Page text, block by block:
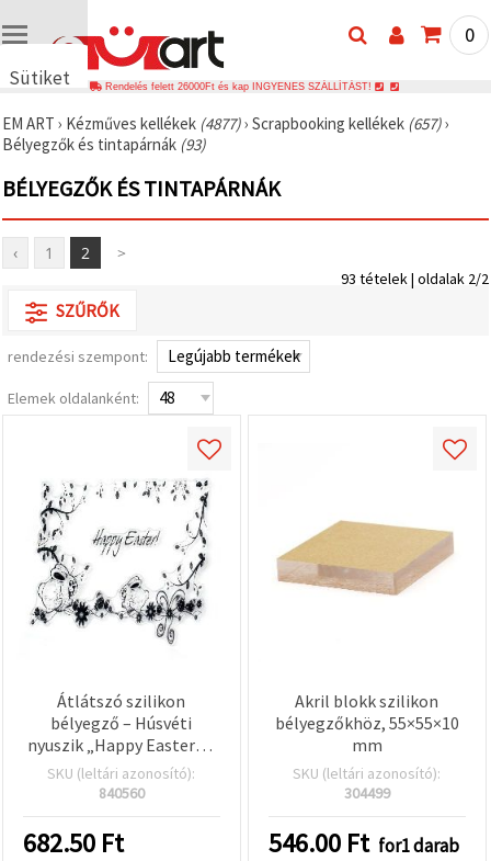
Sütiket
🍪 Cookie-
kat és
technológiákat
használunk
annak
érdekében,
hogy
biztosítsuk
megfelelő
működését,
Ön
élményét,
és az Ön
forgalmat,
valamint
relevánsabb
tartalmat
hirdetéseket
jelenítsünk
meg,
beleértve
Az "Összes
elfogadása"
gombra
kattintva
0
Rendelés felett 26000Ft és kap INGYENES SZÁLLÍTÁST!
EM ART › Kézműves kellékek (4877)› Scrapbooking kellékek (657)›
Bélyegzők és tintapárnák (93)
BÉLYEGZŐK ÉS TINTAPÁRNÁK
‹ 1 2 >
93 tételek | oldalak 2/2
SZŰRŐK
rendezési szempont:
Elemek oldalanként:
Átlátszó szilikon
bélyegző – Húsvéti
nyuszik „Happy Easter” –
10x10 cm
SKU (leltári azonosító):
840560
682.50 Ft
Akril blokk szilikon
bélyegzőkhöz, 55×55×10
mm
SKU (leltári azonosító):
304499
546.00 Ft for1 darab